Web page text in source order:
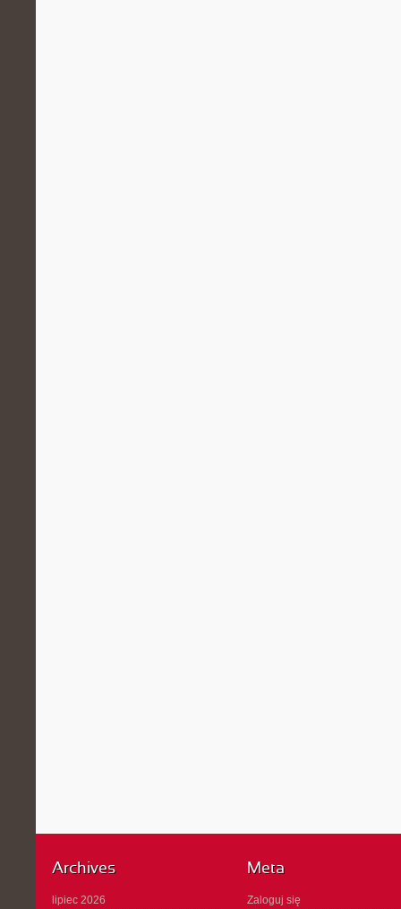
Archives
lipiec 2026
Meta
Zaloguj się